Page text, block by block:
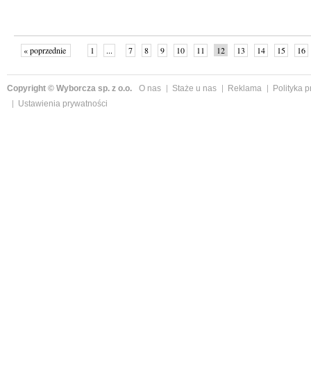
« poprzednie 1 ... 7 8 9 10 11 12 13 14 15 16
Copyright © Wyborcza sp. z o.o. O nas Staże u nas Reklama
Polityka
Ustawienia prywatności